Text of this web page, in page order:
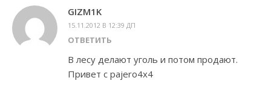
GIZM1K
15.11.2012 В 12:39 ДП
ОТВЕТИТЬ
В лесу делают уголь и потом продают.
Привет с pajero4x4